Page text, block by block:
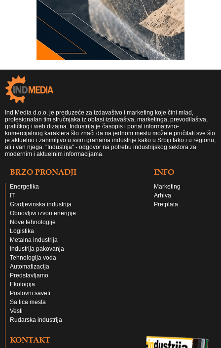
Ind Media d.o.o. je preduzeće za izdavaštvo i marketing koje čini mlad,
profesionalan tim stručnjaka iz oblasi izdavaštva, marketinga, prevodilaštva,
grafičkog i web dizajna. Industrija je časopis i portal informativno-
komercijalnog karaktera što znači da na jednom mestu možete pročitati sve što
je aktuelno i zanimljivo u svim granama industrije kako u Srbiji tako i u regionu,
ali i van njega. "Industrija" - odgovor na potrebu industrijskog sektora za
modernim i aktuelnim informacijama.
BRZO PRONADJI
Energetika
IT
Gradjevinska industrija
Obnovljivi izvori energije
Nove tehnologije
Logistika
Metalna industrija
Industrija pakovanja
Tehnologija voda
Automatizacija
Predstavljamo
Ekologija
Poslovni saveti
Sa lica mesta
Vesti
Rudarska industrija
INFO
Marketing
Arhiva
Pretplata
KONTAKT